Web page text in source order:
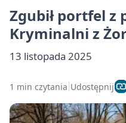
Zgubił portfel z
Kryminalni z
13 listopada 2025
1 min czytania Udostępnij